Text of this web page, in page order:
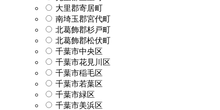
大里郡寄居町
南埼玉郡宮代町
北葛飾郡杉戸町
北葛飾郡松伏町
千葉市中央区
千葉市花見川区
千葉市稲毛区
千葉市若葉区
千葉市緑区
千葉市美浜区